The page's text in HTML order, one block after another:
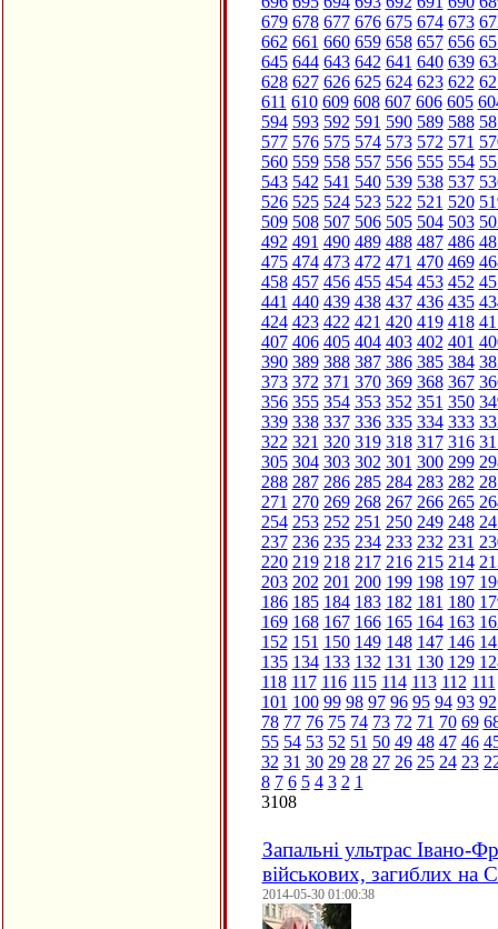
679 678 677 676 675 674 673
662 661 660 659 658 657 656
645 644 643 642 641 640 639
628 627 626 625 624 623 622
611 610 609 608 607 606 605
594 593 592 591 590 589 588
577 576 575 574 573 572 571
560 559 558 557 556 555 554
543 542 541 540 539 538 537
526 525 524 523 522 521 520
509 508 507 506 505 504 503
492 491 490 489 488 487 486
475 474 473 472 471 470 469
458 457 456 455 454 453 452
441 440 439 438 437 436 435
424 423 422 421 420 419 418
407 406 405 404 403 402 401
390 389 388 387 386 385 384
373 372 371 370 369 368 367
356 355 354 353 352 351 350
339 338 337 336 335 334 333
322 321 320 319 318 317 316
305 304 303 302 301 300 299
288 287 286 285 284 283 282
271 270 269 268 267 266 265
254 253 252 251 250 249 248
237 236 235 234 233 232 231
220 219 218 217 216 215 214
203 202 201 200 199 198 197
186 185 184 183 182 181 180
169 168 167 166 165 164 163
152 151 150 149 148 147 146
135 134 133 132 131 130 129
118 117 116 115 114 113 112 111
101 100 99 98 97 96 95 94 93 92
78 77 76 75 74 73 72 71 70 69
55 54 53 52 51 50 49 48 47 46
32 31 30 29 28 27 26 25 24 23
8 7 6 5 4 3 2 1
3108
Запальні ультрас Івано-
військових, загиблих на
2014-05-30 01:00:38